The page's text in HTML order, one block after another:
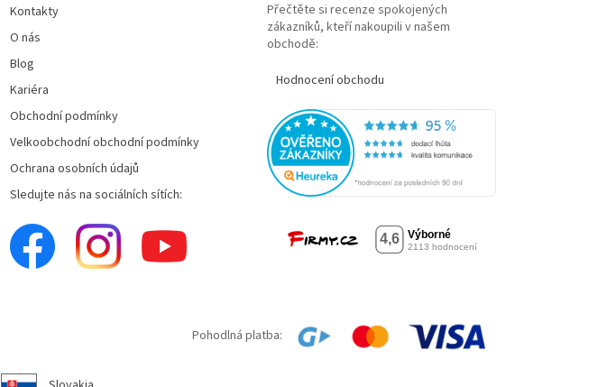
Kontakty
O nás
Blog
Kariéra
Obchodní podmínky
Velkoobchodní obchodní podmínky
Ochrana osobních údajů
Sledujte nás na sociálních sítích:
Přečtěte si recenze spokojených
zákazníků, kteří nakoupili v našem
obchodě:
Hodnocení obchodu
Pohodlná platba: